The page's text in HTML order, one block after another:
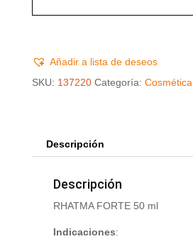
Añadir a lista de deseos
SKU: 137220 Categoría: Cosmética
Descripción
Descripción
RHATMA FORTE 50 ml
Indicaciones: